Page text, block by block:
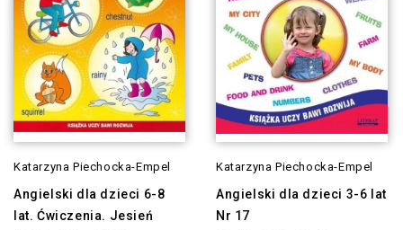
Katarzyna Piechocka-Empel
Angielski dla dzieci 6-8
lat. Ćwiczenia. Jesień
Katarzyna Piechocka-Empel
Angielski dla dzieci 3-6 lat
Nr 17